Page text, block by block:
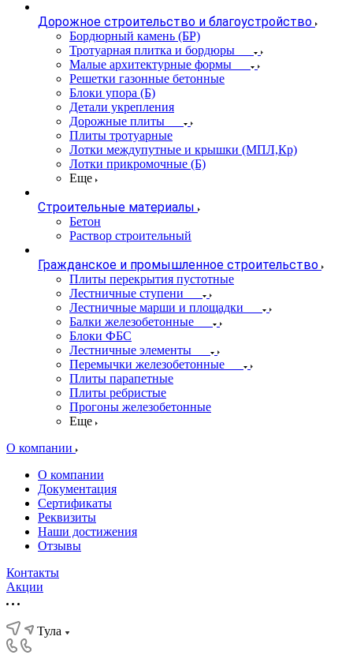
Дорожное строительство и благоустройство
Бордюрный камень (БР)
Тротуарная плитка и бордюры
Малые архитектурные формы
Решетки газонные бетонные
Блоки упора (Б)
Детали укрепления
Дорожные плиты
Плиты тротуарные
Лотки междупутные и крышки (МПЛ,Кр)
Лотки прикромочные (Б)
Еще
Строительные материалы
Бетон
Раствор строительный
Гражданское и промышленное строительство
Плиты перекрытия пустотные
Лестничные ступени
Лестничные марши и площадки
Балки железобетонные
Блоки ФБС
Лестничные элементы
Перемычки железобетонные
Плиты парапетные
Плиты ребристые
Прогоны железобетонные
Еще
О компании
О компании
Документация
Сертификаты
Реквизиты
Наши достижения
Отзывы
Контакты
Акции
Тула